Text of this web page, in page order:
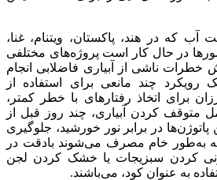
آب که در هند، پاکستان، ویتنام، غنا،
در حال کار است پروژه‌های مختلفی
ناشی از آبیاری فاضلابی انجام
رویکرد چند مانعی برای استفاده از
برای اتخاذ رفتارهای با خطر کمتر،
متوقف کردن آبیاری، چند روز قبل از
در برابر نور خورشید، جلوگیری
به‌طور خام مصرف می‌شوند بادقت در
کردن سبزیجات یا خشک کردن لجن
به عنوان کود، می‌باشند.